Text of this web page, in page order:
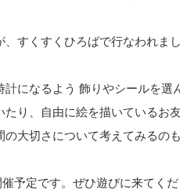
すくすくひろばで行なわれま
になるよう 飾りやシールを選
たり、自由に絵を描いているお
大切さについて考えてみるの
予定です。ぜひ遊びに来てく